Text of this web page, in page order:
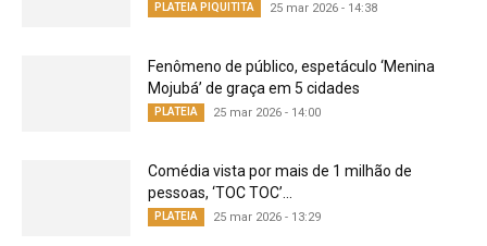
PLATEIA PIQUITITA 25 mar 2026 - 14:38
Fenômeno de público, espetáculo ‘Menina
Mojubá’ de graça em 5 cidades
PLATEIA 25 mar 2026 - 14:00
Comédia vista por mais de 1 milhão de
pessoas, ‘TOC TOC’...
PLATEIA 25 mar 2026 - 13:29